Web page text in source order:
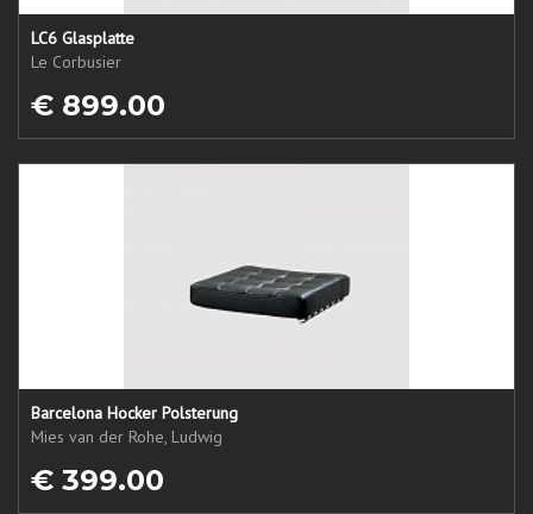
LC6 Glasplatte
Le Corbusier
€ 899.00
Barcelona Hocker Polsterung
Mies van der Rohe, Ludwig
€ 399.00